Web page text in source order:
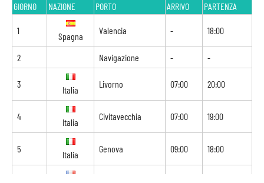
GIORNO NAZIONE PORTO ARRIVO PARTENZA
1
Spagna
Valencia - 18:00
2 Navigazione - -
3
Italia
Livorno 07:00 20:00
4
Italia
Civitavecchia 07:00 19:00
5
Italia
Genova 09:00 18:00